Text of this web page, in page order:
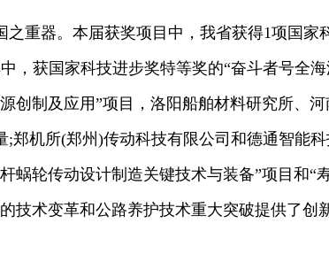
器。本届获奖项目中，我省获得1项国家
，获国家科技进步奖特等奖的“奋斗者号全
创制及应用”项目，洛阳船舶材料研究所、
郑机所(郑州)传动科技有限公司和德通智能
蜗轮传动设计制造关键技术与装备”项目和“
技术变革和公路养护技术重大突破提供了创